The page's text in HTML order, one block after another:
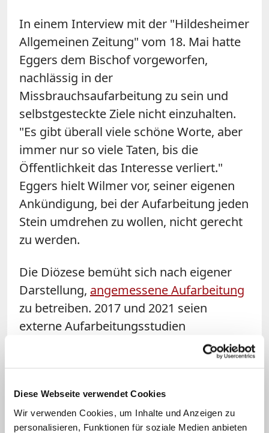
Diese Webseite verwendet Cookies
Wir verwenden Cookies, um Inhalte und Anzeigen zu
personalisieren, Funktionen für soziale Medien anbieten
In einem Interview mit der "Hildesheimer
Allgemeinen Zeitung" vom 18. Mai hatte
Eggers dem Bischof vorgeworfen,
nachlässig in der
Missbrauchsaufarbeitung zu sein und
selbstgesteckte Ziele nicht einzuhalten.
"Es gibt überall viele schöne Worte, aber
immer nur so viele Taten, bis die
Öffentlichkeit das Interesse verliert."
Eggers hielt Wilmer vor, seiner eigenen
Ankündigung, bei der Aufarbeitung jeden
Stein umdrehen zu wollen, nicht gerecht
zu werden.
Die Diözese bemüht sich nach eigener
Darstellung, angemessene Aufarbeitung
zu betreiben. 2017 und 2021 seien
externe Aufarbeitungsstudien
veröffentlicht worden, eine weitere
Studie werde derzeit vorbereitet, so der
2012 einen Präventionsbeauftragten und
mittlerweile eine eigene Stabsabteilung